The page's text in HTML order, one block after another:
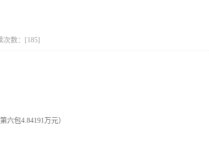
次数：[185]
六包4.84191万元）